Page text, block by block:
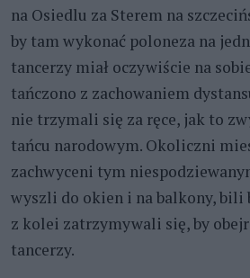
na Osiedlu za Sterem na
by tam wykonać poloneza na
tancerzy miał oczywiście na
tańczono z zachowaniem
nie trzymali się za ręce, jak to
tańcu narodowym. Okoliczni
zachwyceni tym
wyszli do okien i na balkony, bili
z kolei zatrzymywali się, by
tancerzy.